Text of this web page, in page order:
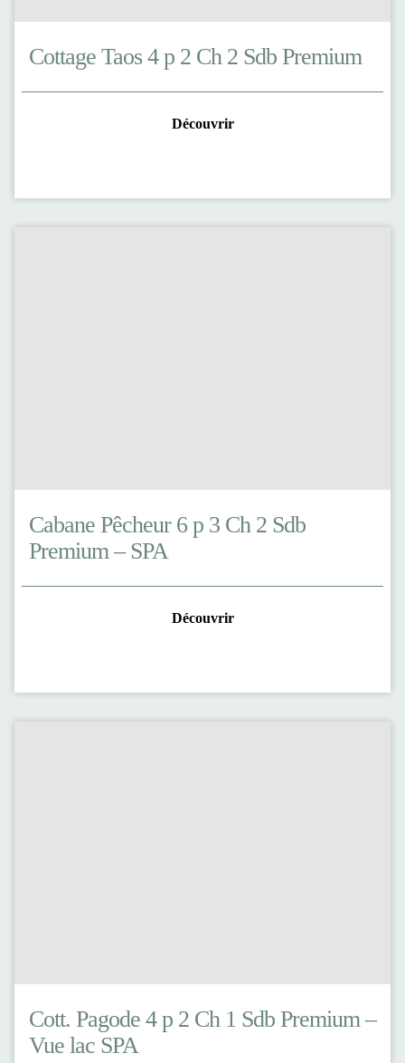
Cottage Taos 4 p 2 Ch 2 Sdb Premium
Découvrir
Cabane Pêcheur 6 p 3 Ch 2 Sdb
Premium – SPA
Découvrir
Cott. Pagode 4 p 2 Ch 1 Sdb Premium –
Vue lac SPA